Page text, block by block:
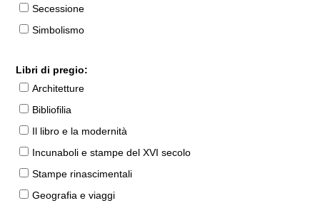
Secessione
Simbolismo
Libri di pregio:
Architetture
Bibliofilia
Il libro e la modernità
Incunaboli e stampe del XVI secolo
Stampe rinascimentali
Geografia e viaggi